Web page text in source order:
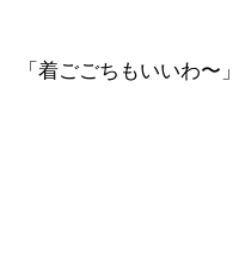
「着ごごちもいいわ〜